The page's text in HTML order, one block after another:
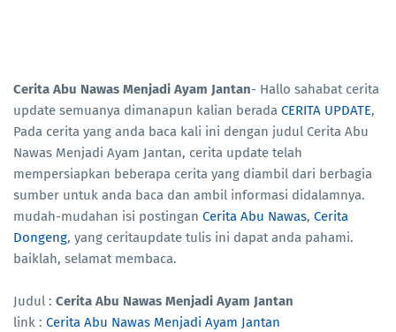
Cerita Abu Nawas Menjadi Ayam Jantan- Hallo sahabat cerita
update semuanya dimanapun kalian berada CERITA UPDATE,
Pada cerita yang anda baca kali ini dengan judul Cerita Abu
Nawas Menjadi Ayam Jantan, cerita update telah
mempersiapkan beberapa cerita yang diambil dari berbagia
sumber untuk anda baca dan ambil informasi didalamnya.
mudah-mudahan isi postingan Cerita Abu Nawas, Cerita
Dongeng, yang ceritaupdate tulis ini dapat anda pahami.
baiklah, selamat membaca.
Judul : Cerita Abu Nawas Menjadi Ayam Jantan
link : Cerita Abu Nawas Menjadi Ayam Jantan